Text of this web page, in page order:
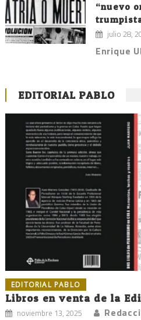
“nuevo
julio 28,
Enrique
EDITORIAL PABLO
EDITORIAL PABLO
Libros en venta de la
noviembre 13, 2025